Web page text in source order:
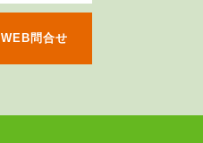
WEB問合せ